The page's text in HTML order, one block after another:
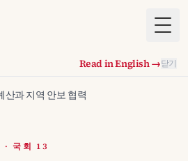
Read in English →닫기
산과 지역 안보 협력
국회 13